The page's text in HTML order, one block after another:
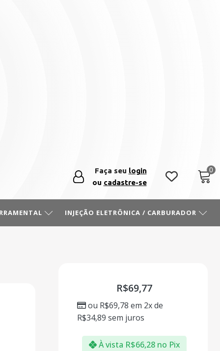
Faça seu login
ou cadastre-se
INJEÇÃO ELETRÔNICA / CARBURADOR
R$69,77
ou R$69,78 em 2x de
R$34,89 sem juros
À vista R$66,28 no Pix